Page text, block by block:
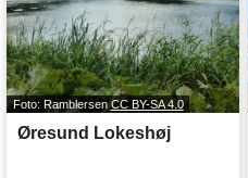
Foto: RamblersenCC BY-SA 4.0
Øresund Lokeshøj